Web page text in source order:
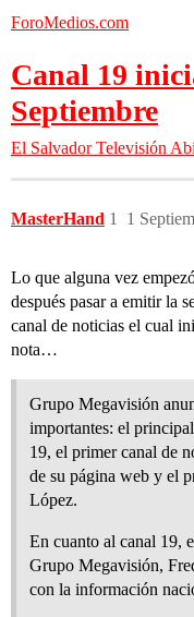
ForoMedios.com
Canal 19
Septiembre
El Salvador Televisión
MasterHand 1
1
Lo que alguna vez
después pasar a emitir la
canal de noticias el cual
nota…
Grupo Megavisión
importantes: el
19, el primer canal de
de su página web y el
López.
En cuanto al canal 19,
Grupo Megavisión,
con la información